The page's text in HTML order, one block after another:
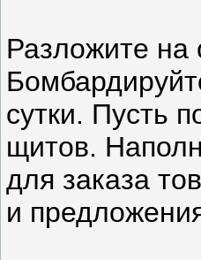
Разложите на
сутки. Пусть
щитов.
для заказа
и